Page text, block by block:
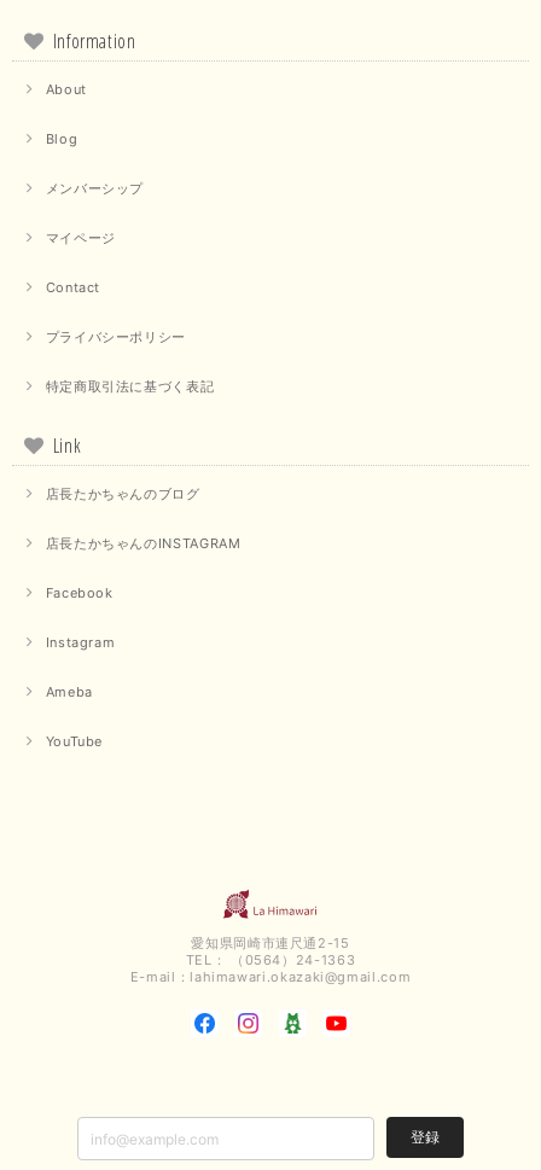
Information
About
Blog
メンバーシップ
マイページ
Contact
プライバシーポリシー
特定商取引法に基づく表記
Link
店長たかちゃんのブログ
店長たかちゃんのINSTAGRAM
Facebook
Instagram
Ameba
YouTube
愛知県岡崎市連尺通2-15
TEL： （0564）24-1363
E-mail： lahimawari.okazaki@gmail.com
登録